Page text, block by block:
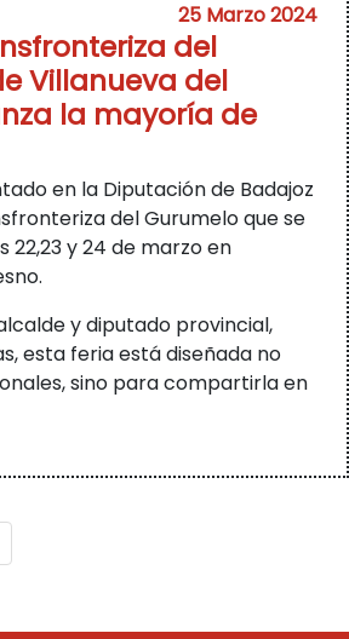
25 Marzo 2024
del
Villanueva del
la mayoría de
en la Diputación de Badajoz
del Gurumelo que se
22,23 y 24 de marzo en
y diputado provincial,
esta feria está diseñada no
sino para compartirla en
página